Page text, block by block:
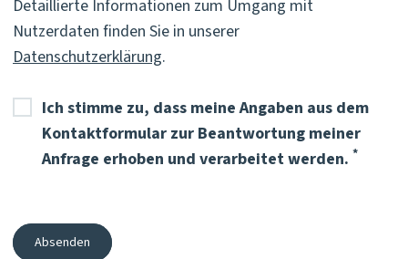
Detaillierte Informationen zum Umgang mit
Nutzerdaten finden Sie in unserer
Datenschutzerklärung.
Ich stimme zu, dass meine Angaben aus dem
Kontaktformular zur Beantwortung meiner
Anfrage erhoben und verarbeitet werden. *
Absenden